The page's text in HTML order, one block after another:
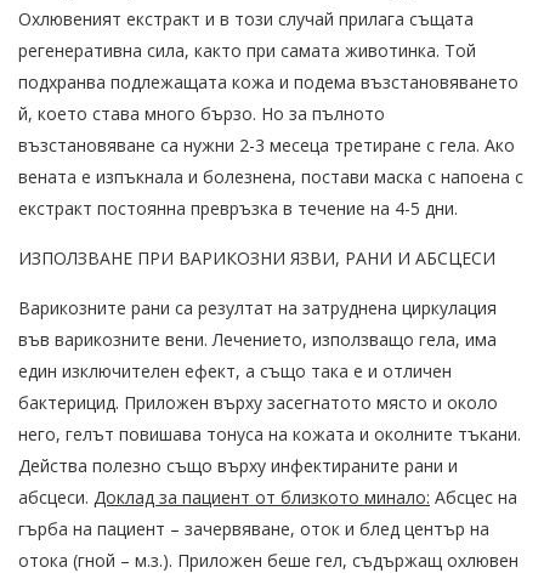
Охлювеният екстракт и в този случай прилага същата
регенеративна сила, както при самата животинка. Той
подхранва подлежащата кожа и подема възстановяването
й, което става много бързо. Но за пълното
възстановяване са нужни 2-3 месеца третиране с гела. Ако
вената е изпъкнала и болезнена, постави маска с напоена с
екстракт постоянна превръзка в течение на 4-5 дни.
ИЗПОЛЗВАНЕ ПРИ ВАРИКОЗНИ ЯЗВИ, РАНИ И АБСЦЕСИ
Варикозните рани са резултат на затруднена циркулация
във варикозните вени. Лечението, използващо гела, има
един изключителен ефект, а също така е и отличен
бактерицид. Приложен върху засегнатото място и около
него, гелът повишава тонуса на кожата и околните тъкани.
Действа полезно също върху инфектираните рани и
абсцеси. Доклад за пациент от близкото минало: Абсцес на
гърба на пациент – зачервяване, оток и блед център на
отока (гной – м.з.). Приложен беше гел, съдържащ охлювен